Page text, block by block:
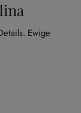
Ewige